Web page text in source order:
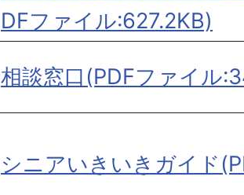
DFファイル:627.2KB)
相談窓口(PDFファイル
シニアいきいきガイド